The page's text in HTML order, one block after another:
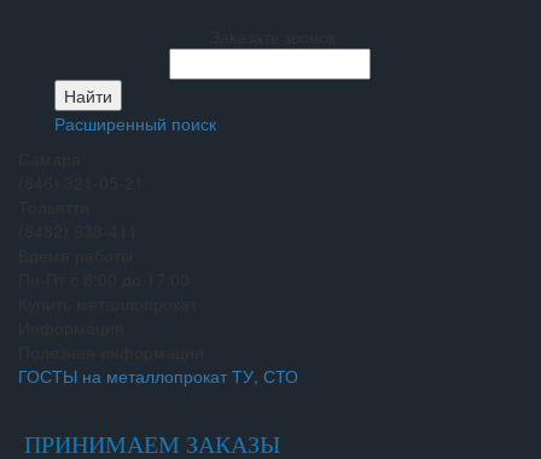
Расширенный поиск
ГОСТЫ на металлопрокат ТУ, СТО
ПРИНИМАЕМ ЗАКАЗЫ